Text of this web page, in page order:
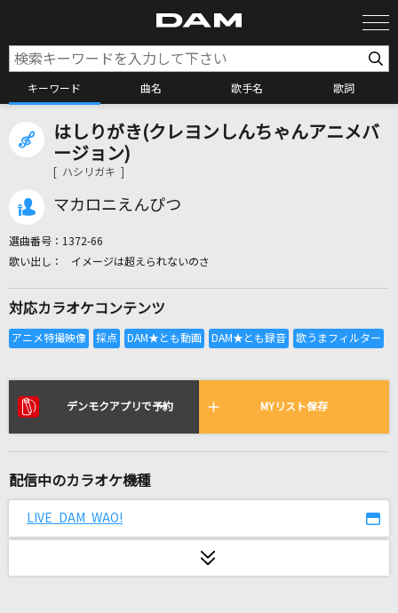
キーワード 曲名 歌手名 歌詞
カラオケ検索
カラオケ店舗検索
カラオケリクエスト
旅路
スキスキ星人
かざぐるま
はしりがき(クレヨンしんちゃんアニメバ
ージョン)
[ ハシリガキ ]
マカロニえんぴつ
選曲番号： 1372-66
イメージは超えられないのさ
対応カラオケコンテンツ
デンモクアプリで予約 MYリスト保存
配信中のカラオケ機種
LIVE DAM WAO!